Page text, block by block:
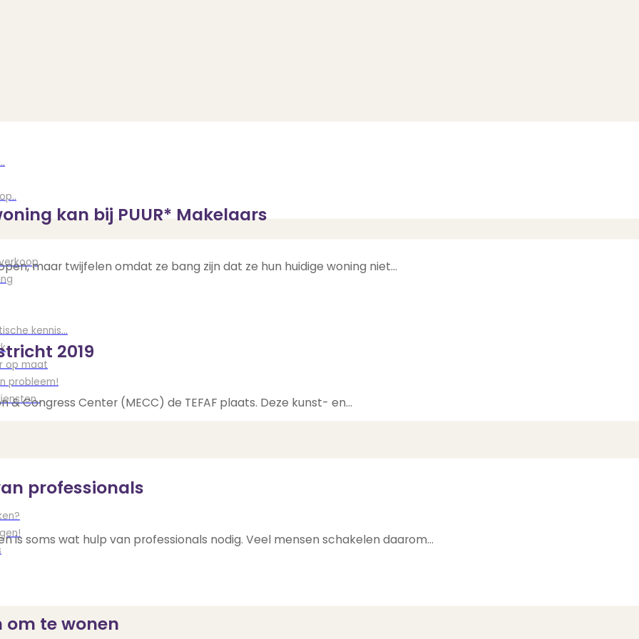
kennis...
op maat
probleem!
kan bij PUUR* Makelaars
maar twijfelen omdat ze bang zijn dat ze hun huidige woning niet…
2019
Congress Center (MECC) de TEFAF plaats. Deze kunst- en…
professionals
is soms wat hulp van professionals nodig. Veel mensen schakelen daarom…
om te wonen